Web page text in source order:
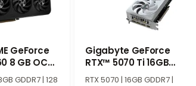
GeForce GT 1030 AERO ITX 2GD4 OC 2GB
и повседневных компьютерных задач.
GeForce
8 GB OC
M0NA00
GDDR7 | 128
Gigabyte GeForce
RTX™ 5070 Ti 16GB
Eagle Ice SFF OC
RTX 5070 | 16GB GDDR7 |